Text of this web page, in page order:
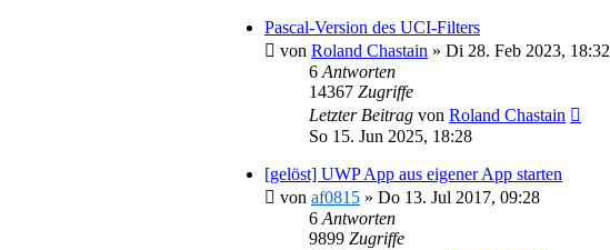
Pascal-Version des UCI-Filters
von Roland Chastain » Di 28. Feb 2023, 18:32
6 Antworten
14367 Zugriffe
Letzter Beitrag von Roland Chastain
So 15. Jun 2025, 18:28
[gelöst] UWP App aus eigener App starten
von af0815 » Do 13. Jul 2017, 09:28
6 Antworten
9899 Zugriffe